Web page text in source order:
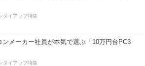
タイアップ特集
ンメーカー社員が本気で選ぶ「10万円台PC3
タイアップ特集